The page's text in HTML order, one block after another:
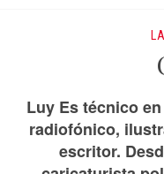
Luy Es técnico
radiofónico,
escritor.